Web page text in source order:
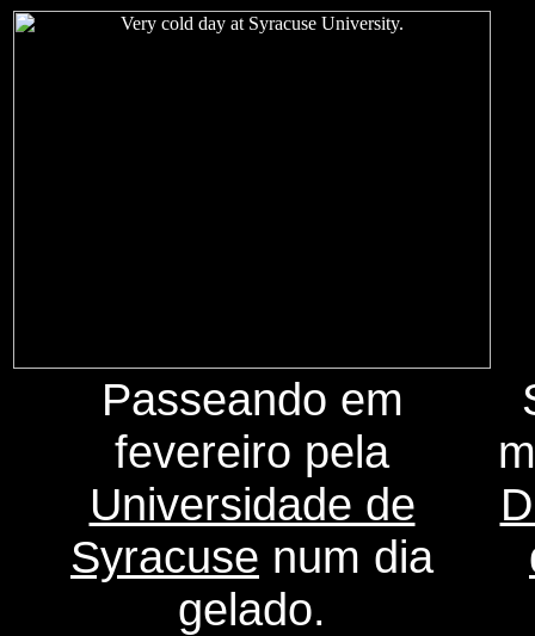
Passeando em
fevereiro pela
Universidade de
Syracuse num dia
gelado.